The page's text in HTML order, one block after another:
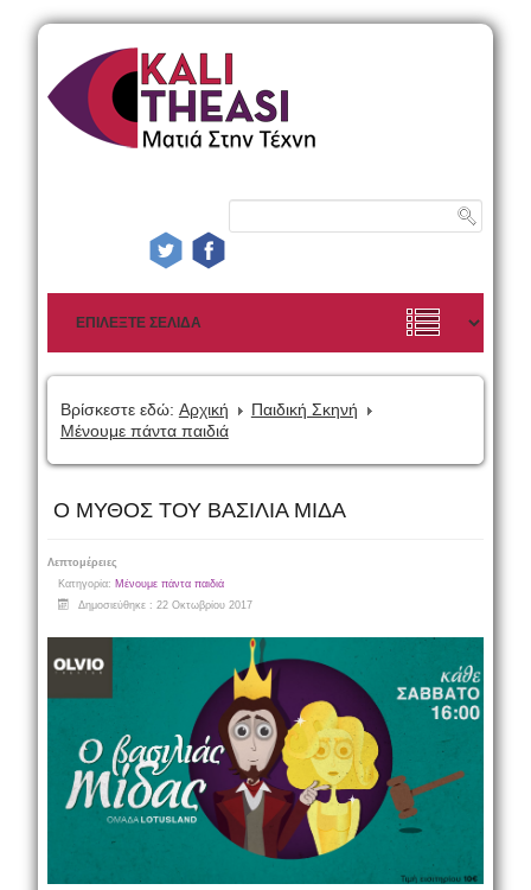
Βρίσκεστε εδώ: Αρχική
Παιδική Σκηνή
Μένουμε πάντα παιδιά
Ο ΜΥΘΟΣ ΤΟΥ ΒΑΣΙΛΙΑ ΜΙΔΑ
Λεπτομέρειες
Κατηγορία: Μένουμε πάντα παιδιά
Δημοσιεύθηκε : 22 Οκτωβρίου 2017